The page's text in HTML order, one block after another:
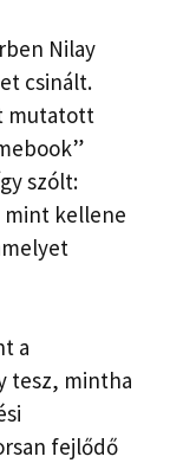
Nilay
csinált.
mutatott
szólt:
mint kellene
a
tesz, mintha
fejlődő